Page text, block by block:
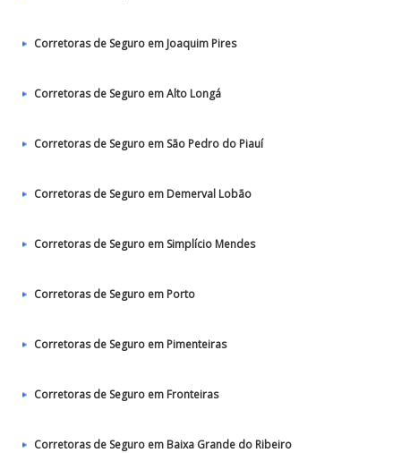
Corretoras de Seguro em Joaquim Pires
Corretoras de Seguro em Alto Longá
Corretoras de Seguro em São Pedro do Piauí
Corretoras de Seguro em Demerval Lobão
Corretoras de Seguro em Simplício Mendes
Corretoras de Seguro em Porto
Corretoras de Seguro em Pimenteiras
Corretoras de Seguro em Fronteiras
Corretoras de Seguro em Baixa Grande do Ribeiro